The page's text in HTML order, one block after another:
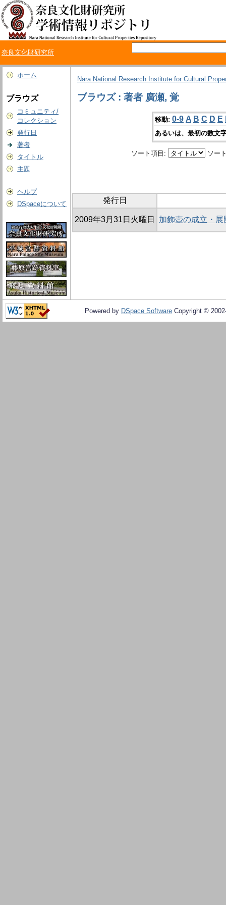
奈良文化財研究所
ホーム
ブラウズ
コミュニティ/
コレクション
発行日
著者
タイトル
主題
ヘルプ
DSpaceについて
Nara National Research Institute for Cultural
ブラウズ : 著者 廣瀬, 覚
移動: 0-9 A B C D E
あるいは、最初の数文
ソート項目: ソー
発行日
2009年3月31日火曜日 加飾壺の成立・
Powered by DSpace Software Copyright ©